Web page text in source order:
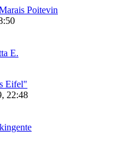
Poitevin
E.
Eifel"
22:48